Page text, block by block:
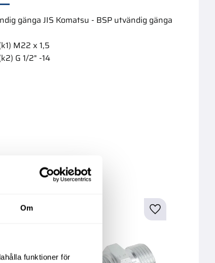
Om
funktioner för
gänga JIS Komatsu - BSP utvändig gänga
M22 x 1,5
G 1/2" -14